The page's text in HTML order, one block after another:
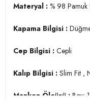
Materyal : % 98 Pamuk
Kapama Bilgisi :
Cep Bilgisi : Cepli
Kalıp Bilgisi : Slim Fit ,
Manken Ölçüsü : Boy: